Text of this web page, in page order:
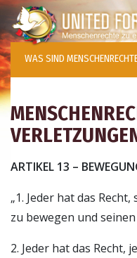
WAS SIND
ARTIKEL 13 –
„1. Jeder hat das
zu bewegen und
2. Jeder hat das Recht,